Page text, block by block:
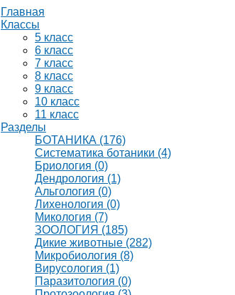
Главная
Классы
5 класс
6 класс
7 класс
8 класс
9 класс
10 класс
11 класс
Разделы
БОТАНИКА (176)
Систематика ботаники (4)
Бриология (0)
Дендрология (1)
Альгология (0)
Лихенология (0)
Микология (7)
ЗООЛОГИЯ (185)
Дикие животные (282)
Микробиология (8)
Вирусология (1)
Паразитология (0)